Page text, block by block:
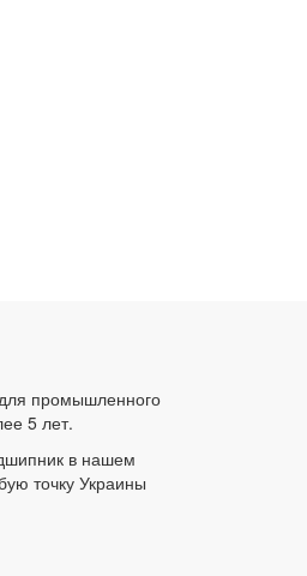
промышленного
5 лет.
в нашем
точку Украины